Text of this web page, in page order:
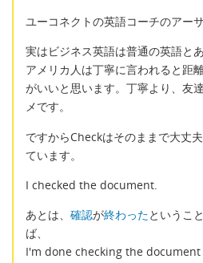
ユーコネクトの英語コーチのアー
実はビジネス英語は普通の英語と
アメリカ人は丁寧に言われると距
がいいと思います。丁寧より、友
メです。
ですからCheckはそのままで大丈
ています。
I checked the document.
あとは、 確認が終わったというこ
ば、
I'm done checking the document